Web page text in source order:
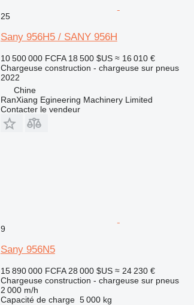
25
Sany 956H5 / SANY 956H
10 500 000 FCFA 18 500 $US ≈ 16 010 €
Chargeuse construction - chargeuse sur pneus
2022
Chine
RanXiang Egineering Machinery Limited
Contacter le vendeur
9
Sany 956N5
15 890 000 FCFA 28 000 $US ≈ 24 230 €
Chargeuse construction - chargeuse sur pneus
2 000 m/h
Capacité de charge 5 000 kg